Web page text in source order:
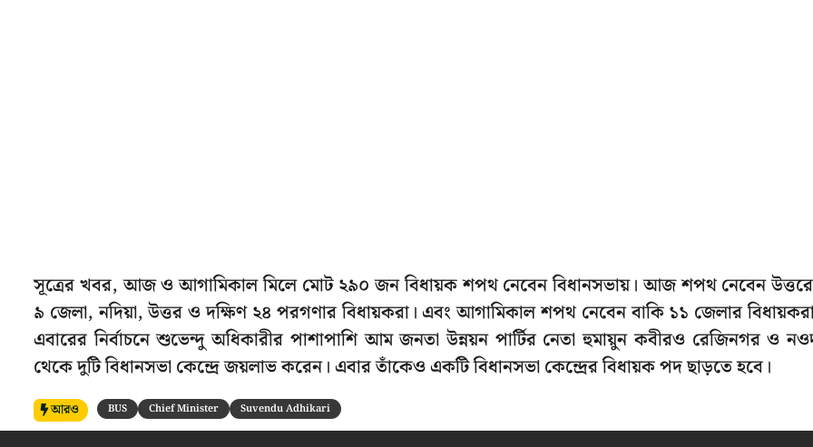
সূত্রের খবর, আজ ও আগামিকাল মিলে মোট ২৯০ জন বিধায়ক শপথ নেবেন বিধানসভায়। আজ শপথ নেবেন
৯ জেলা, নদিয়া, উত্তর ও দক্ষিণ ২৪ পরগণার বিধায়করা। এবং আগামিকাল শপথ নেবেন বাকি ১১ জেলার
এবারের নির্বাচনে শুভেন্দু অধিকারীর পাশাপাশি আম জনতা উন্নয়ন পার্টির নেতা হুমায়ুন কবীরও রেজিনগর ও
থেকে দুটি বিধানসভা কেন্দ্রে জয়লাভ করেন। এবার তাঁকেও একটি বিধানসভা কেন্দ্রের বিধায়ক পদ ছাড়তে হবে।
আরও BUS Chief Minister Suvendu Adhikari